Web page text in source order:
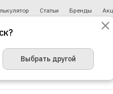
Статьи Бренды
Выбрать другой